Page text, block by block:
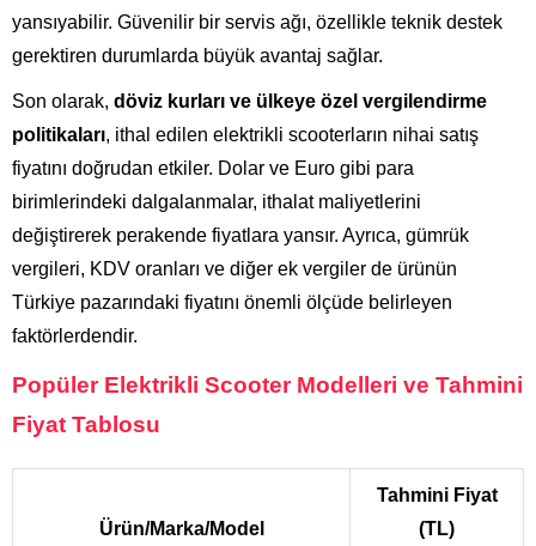
yansıyabilir. Güvenilir bir servis ağı, özellikle teknik destek
gerektiren durumlarda büyük avantaj sağlar.
Son olarak, döviz kurları ve ülkeye özel vergilendirme
politikaları, ithal edilen elektrikli scooterların nihai satış
fiyatını doğrudan etkiler. Dolar ve Euro gibi para
birimlerindeki dalgalanmalar, ithalat maliyetlerini
değiştirerek perakende fiyatlara yansır. Ayrıca, gümrük
vergileri, KDV oranları ve diğer ek vergiler de ürünün
Türkiye pazarındaki fiyatını önemli ölçüde belirleyen
faktörlerdendir.
Popüler Elektrikli Scooter Modelleri ve Tahmini
Fiyat Tablosu
Ürün/Marka/Model
Tahmini Fiyat
(TL)